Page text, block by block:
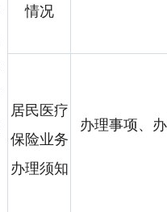
情况
居民医疗
保险业务
办理须知
办理事项、